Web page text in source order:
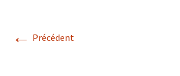
← Précédent